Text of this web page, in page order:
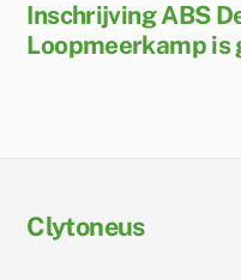
Inschrijving ABS
Loopmeerkamp is
Clytoneus